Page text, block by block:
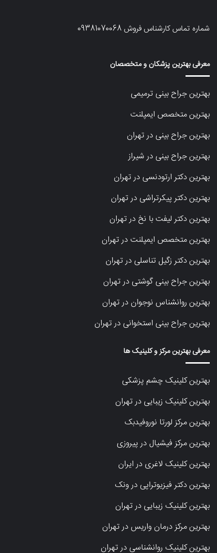
شماره تماس کارشناس فروش09381070068
معرفی بهترین پزشکان و متخصصان
بهترین جراح بینی ترمیمی
بهترین متخصص ایمپلنت
بهترین جراح بینی در تهران
بهترین جراح بینی در شیراز
بهترین دکتر ارتودنسی در تهران
بهترین دکتر پیکرتراشی در تهران
بهترین دکتر لیفت با نخ در تهران
بهترین متخصص ایمپلنت در تهران
بهترین دکتر زگیل تناسلی در تهران
بهترین جراح بینی گوشتی در تهران
بهترین روانشناس نوجوان در تهران
بهترین جراح بینی استخوانی در تهران
معرفی بهترین مرکز و کلینیک ها
بهترین کلینیک چشم پزشکی
بهترین کلینیک زیبایی در تهران
بهترین مرکز لورتا نوروفیدبک
بهترین مرکز فیشیال در پیروزی
بهترین کلینیک لاغری در ایران
بهترین دکتر فیزیوتراپی در ونک
بهترین کلینیک زیبایی در تهران
بهترین مرکز درمان واریس در تهران
بهترین کلینیک روانشناسی در تهران